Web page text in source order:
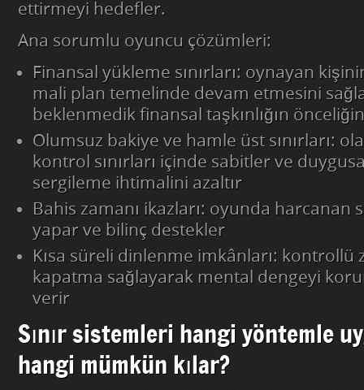
ettirmeyi hedefler.
Ana sorumlu oyuncu çözümleri:
Finansal yükleme sınırları: oynayan
mali plan temelinde devam etmesini
beklenmedik finansal taşkınlığın
Olumsuz bakiye ve hamle üst sınırları:
kontrol sınırları içinde sabitler ve
sergileme ihtimalini azaltır
Bahis zamanı ikazları: oyunda harcanan
yapar ve bilinç destekler
Kısa süreli dinlenme imkânları: kontrollü
kapatma sağlayarak mental dengeyi
verir
Sınır sistemleri hangi yöntemle
hangi mümkün kılar?